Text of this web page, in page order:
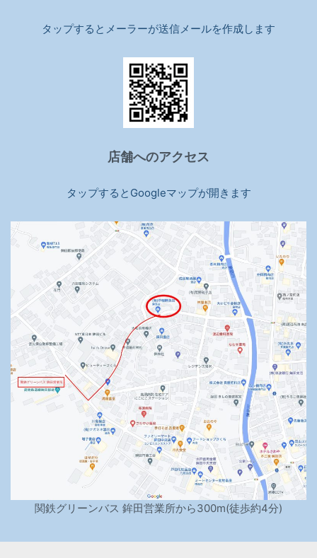
タップするとメーラーが送信メールを作成します
店舗へのアクセス
タップするとGoogleマップが開きます
関鉄グリーンバス 鉾田営業所から300m(徒歩約4分)